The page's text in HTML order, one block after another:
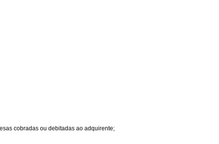
cobradas ou debitadas ao adquirente;